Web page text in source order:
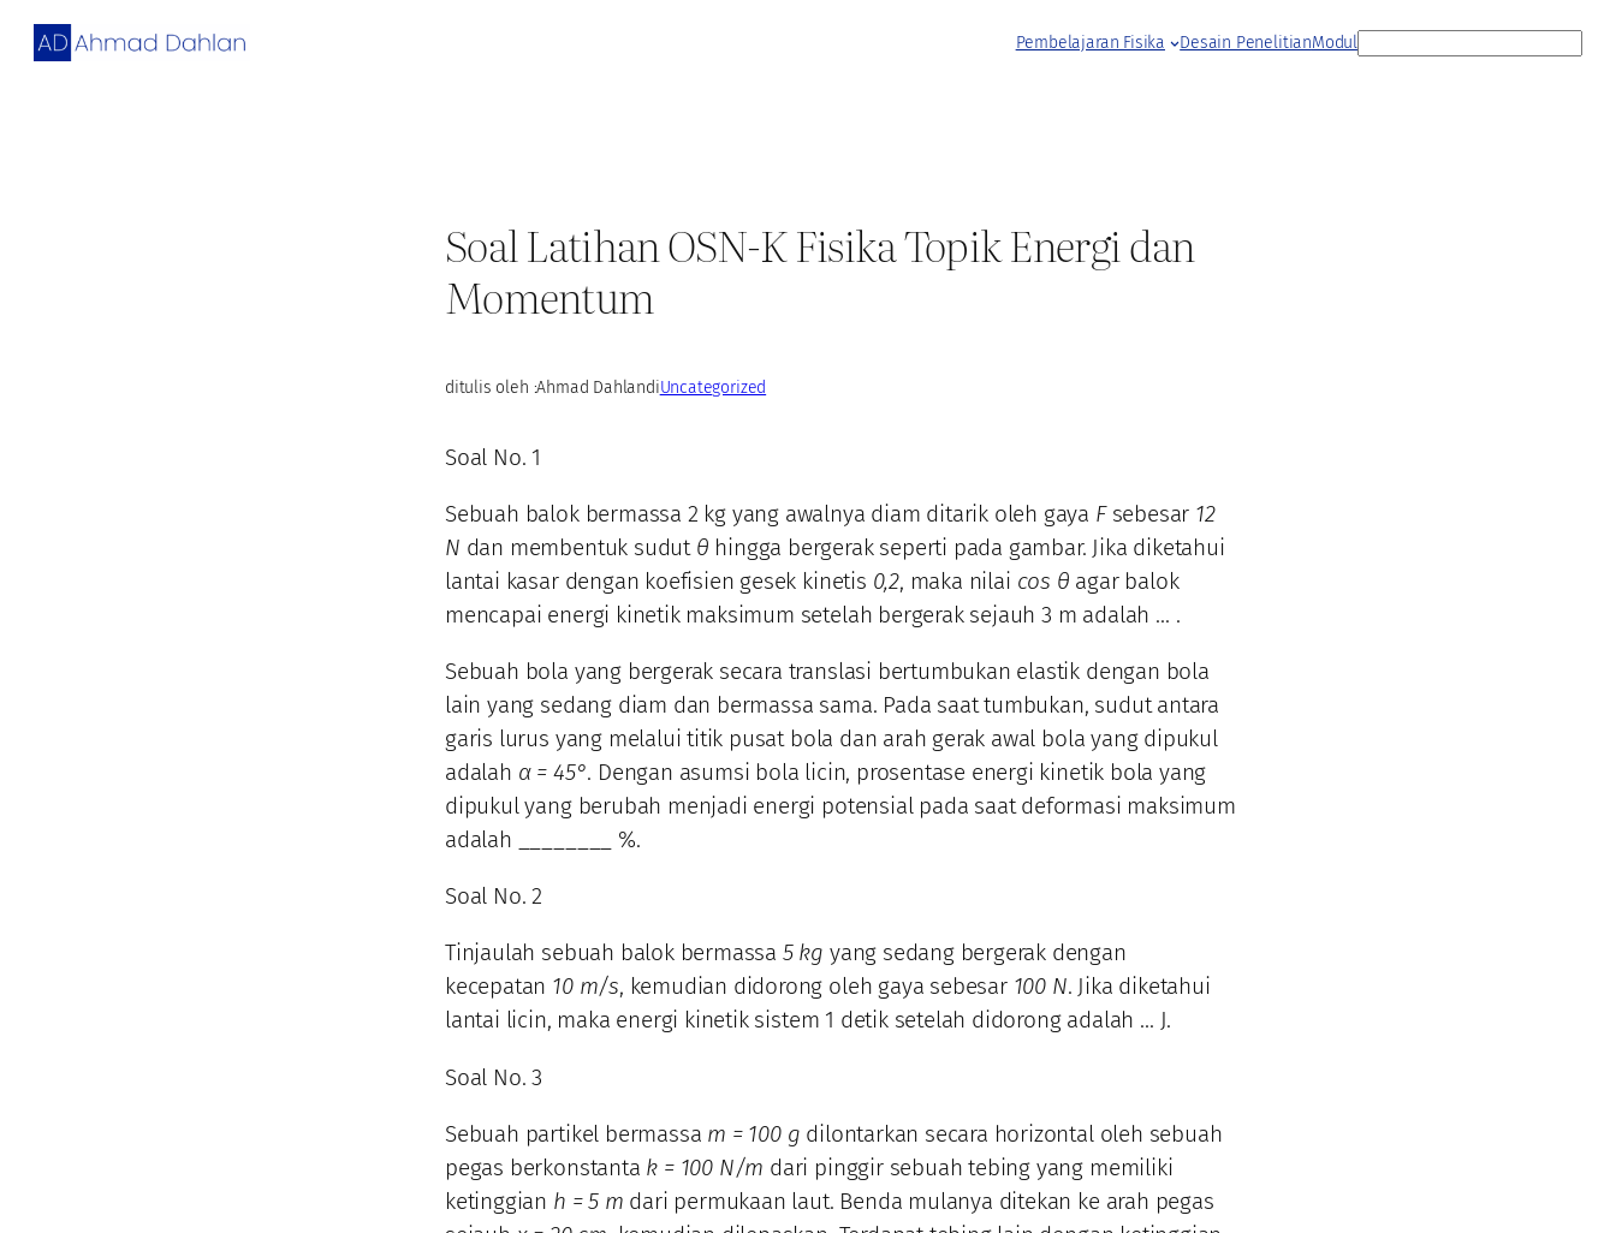
Skip
Pembelajaran Fisika Desain PenelitianModulS
Soal Latihan OSN-K Fisika Topik Energi dan
Momentum
ditulis oleh :Ahmad DahlandiUncategorized
Soal No. 1
Sebuah balok bermassa 2 kg yang awalnya diam ditarik oleh gaya Fsebesar 12
N dan membentuk sudut θ hingga bergerak seperti pada gambar. Jika diketahui
lantai kasar dengan koefisien gesek kinetis 0,2, maka nilai cos θ agar balok
mencapai energi kinetik maksimum setelah bergerak sejauh 3 m adalah … .
Sebuah bola yang bergerak secara translasi bertumbukan elastik dengan bola
lain yang sedang diam dan bermassa sama. Pada saat tumbukan, sudut antara
garis lurus yang melalui titik pusat bola dan arah gerak awal bola yang dipukul
adalah α = 45°. Dengan asumsi bola licin, prosentase energi kinetik bola yang
dipukul yang berubah menjadi energi potensial pada saat deformasi maksimum
adalah ________ %.
Soal No. 2
Tinjaulah sebuah balok bermassa 5 kg yang sedang bergerak dengan
kecepatan 10 m/s, kemudian didorong oleh gaya sebesar 100 N. Jika diketahui
lantai licin, maka energi kinetik sistem 1 detik setelah didorong adalah … J.
Soal No. 3
Sebuah partikel bermassa m = 100 g dilontarkan secara horizontal oleh sebuah
pegas berkonstanta k = 100 N/m dari pinggir sebuah tebing yang memiliki
ketinggian h = 5 m dari permukaan laut. Benda mulanya ditekan ke arah pegas